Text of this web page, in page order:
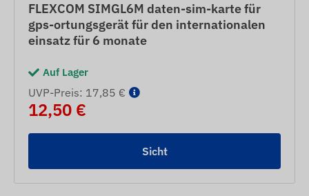
FLEXCOM SIMGL6M daten-sim-karte für
gps-ortungsgerät für den internationalen
einsatz für 6 monate
Auf Lager
UVP-Preis: 17,85 €
12,50 €
Sicht